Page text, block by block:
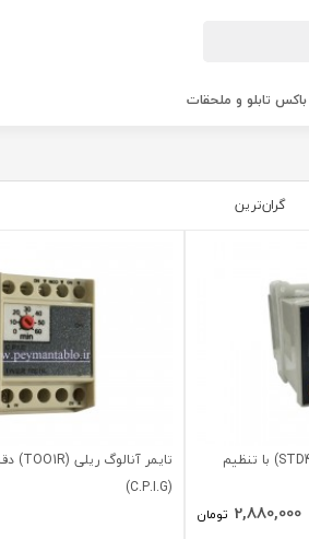
باکس تابلو و ملحقات
گران‌ترین
تایمر دیجیتال مولتی رنج (STD48) با تنظیم
2,880,000 تومان
(C.P.I.G)